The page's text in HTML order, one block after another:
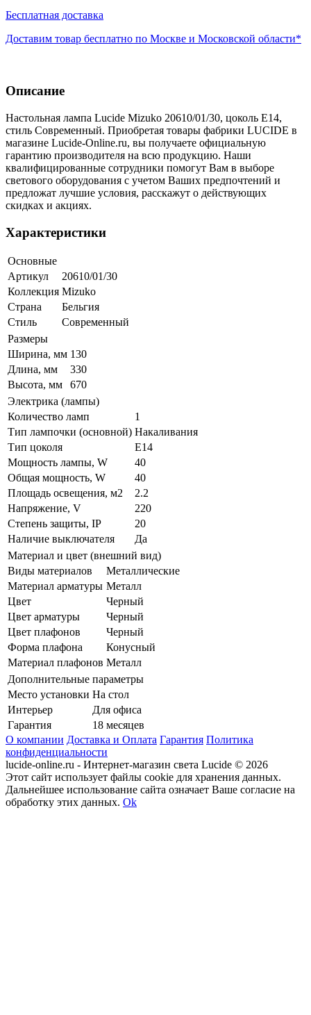
Бесплатная доставка
Доставим товар бесплатно по Москве и Московской области*
Описание
Настольная лампа Lucide Mizuko 20610/01/30, цоколь E14,
стиль Современный. Приобретая товары фабрики LUCIDE в
магазине Lucide-Online.ru, вы получаете официальную
гарантию производителя на всю продукцию. Наши
квалифицированные сотрудники помогут Вам в выборе
светового оборудования с учетом Ваших предпочтений и
предложат лучшие условия, расскажут о действующих
скидках и акциях.
Характеристики
Основные
Артикул
20610/01/30
Коллекция Mizuko
Страна
Бельгия
Стиль
Современный
Размеры
Ширина, мм 130
Длина, мм
330
Высота, мм
670
Электрика (лампы)
Количество ламп
1
Тип лампочки (основной) Накаливания
Тип цоколя
E14
Мощность лампы, W
40
Общая мощность, W
40
Площадь освещения, м2
2.2
Напряжение, V
220
Степень защиты, IP
20
Наличие выключателя
Да
Материал и цвет (внешний вид)
Виды материалов
Металлические
Материал арматуры Металл
Цвет
Черный
Цвет арматуры
Черный
Цвет плафонов
Черный
Форма плафона
Конусный
Материал плафонов Металл
Дополнительные параметры
Место установки На стол
Интерьер
Для офиса
Гарантия
18 месяцев
О компании Доставка и Оплата Гарантия Политика
конфиденциальности
lucide-online.ru - Интернет-магазин света Lucide © 2026
Этот сайт использует файлы cookie для хранения данных.
Дальнейшее использование сайта означает Ваше согласие на
обработку этих данных. Ok